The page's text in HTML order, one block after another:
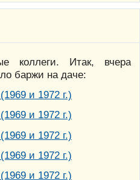
коллеги. Итак, вчера
баржи на даче: